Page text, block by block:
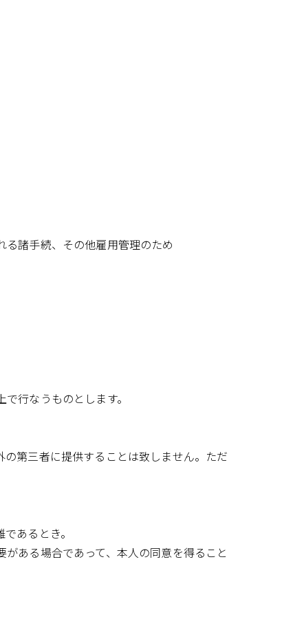
諸手続、その他雇用管理のため
行なうものとします。
第三者に提供することは致しません。ただ
あるとき。
ある場合であって、本人の同意を得ること